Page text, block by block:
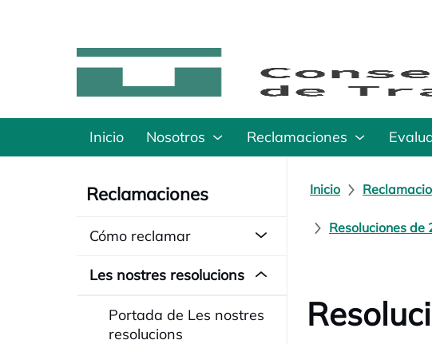
Inicio Nosotros Reclamaciones
Reclamaciones
Cómo reclamar
Les nostres resolucions
Portada de Les nostres
resolucions
Inicio
Resoluciones de